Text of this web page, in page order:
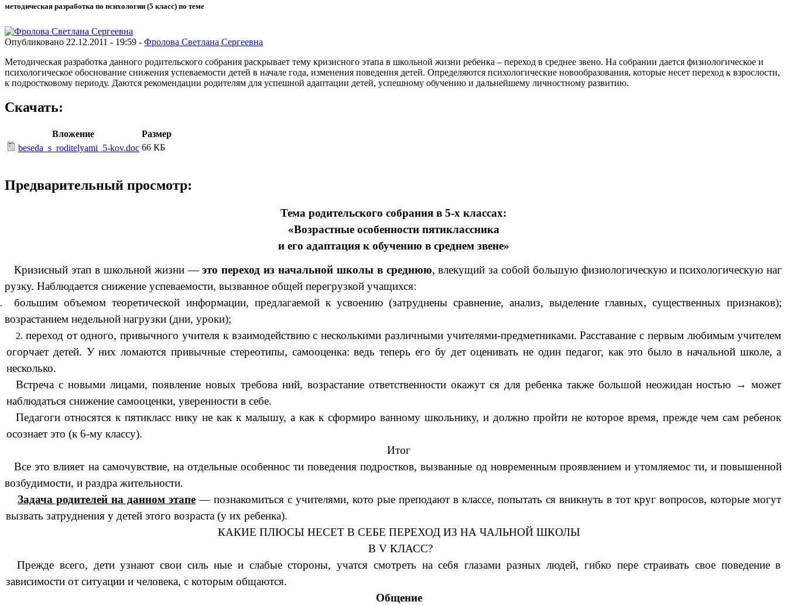
методическая разработка по психологии (5 класс) по теме
Опубликовано 22.12.2011 - 19:59 - Фролова Светлана Сергеевна
Методическая разработка данного родительского собрания раскрывает тему кризисного этапа в школьной жизни ребенка – переход в среднее звено. На собрании дается физиологическое и
психологическое обоснование снижения успеваемости детей в начале года, изменения поведения детей. Определяются психологические новообразования, которые несет переход к взрослости,
к подростковому периоду. Даются рекомендации родителям для успешной адаптации детей, успешному обучению и дальнейшему личностному развитию.
Скачать:
Вложение
Размер
beseda_s_roditelyami_5-kov.doc 66 КБ
Предварительный просмотр:
Тема родительского собрания в 5-х классах:
«Возрастные особенности пятиклассника
и его адаптация к обучению в среднем звене»
Кризисный этап в школьной жизни —это переход из начальной школы в среднюю, влекущий за собой большую физиологическую и психологическую наг
рузку. Наблюдается снижение успеваемости, вызванное общей перегрузкой учащихся:
большим объемом теоретической информации, предлагаемой к усвоению (затруднены сравнение, анализ, выделение главных, существенных признаков);
возрастанием недельной нагрузки (дни, уроки);
переход от одного, привычного учителя к взаимодействию с несколькими различными учителями-предметниками. Расставание с первым любимым учителем
огорчает детей. У них ломаются привычные стереотипы, самооценка: ведь теперь его бу дет оценивать не один педагог, как это было в начальной школе, а
несколько.
Встреча с новыми лицами, появление новых требова ний, возрастание ответственности окажут ся для ребенка также большой неожидан ностью → может
наблюдаться снижение самооценки, уверенности в себе.
Педагоги относятся к пятикласс нику не как к малышу, а как к сформиро ванному школьнику, и должно пройти не которое время, прежде чем сам ребенок
осознает это (к 6-му классу).
Итог
Все это влияет на самочувствие, на отдельные особеннос ти поведения подростков, вызванные од новременным проявлением и утомляемос ти, и повышенной
возбудимости, и раздра жительности.
Задача родителей на данном этапе— познакомиться с учителями, кото рые преподают в классе, попытать ся вникнуть в тот круг вопросов, которые могут
вызвать затруднения у детей этого возраста (у их ребенка).
КАКИЕ ПЛЮСЫ НЕСЕТ В СЕБЕ ПЕРЕХОД ИЗ НА ЧАЛЬНОЙ ШКОЛЫ
В V КЛАСС?
Прежде всего, дети узнают свои силь ные и слабые стороны, учатся смотреть на себя глазами разных людей, гибко пере страивать свое поведение в
зависимости от ситуации и человека, с которым общаются.
Общение